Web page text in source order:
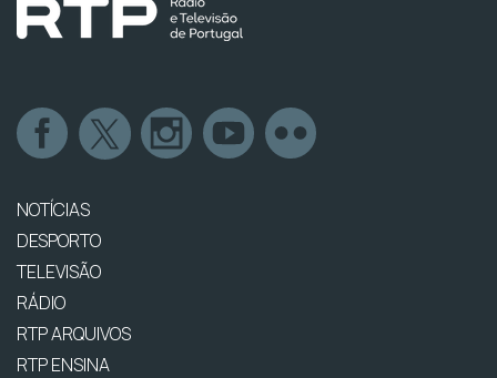
NOTÍCIAS
DESPORTO
TELEVISÃO
RÁDIO
RTP ARQUIVOS
RTP ENSINA